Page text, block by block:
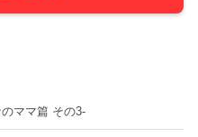
ママ篇 その3-